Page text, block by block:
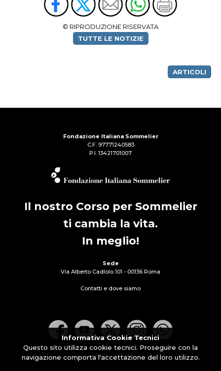
© RIPRODUZIONE RISERVATA
TUTTE LE NOTIZIE
ARTICOLI
Fondazione Italiana Sommelier
C.F. 97771240583
P.I. 13421701007
Il nostro Corso per Sommelier
ti cambia la vita.
In meglio!
Sede
Via Alberto Cadlolo 101 - 00136 Roma
Contatti e dove siamo
powered by Artisticom
Informativa Cookie Tecnici
Questo sito utilizza cookie tecnici. Proseguire con la
navigazione comporta l'accettazione del loro utilizzo.